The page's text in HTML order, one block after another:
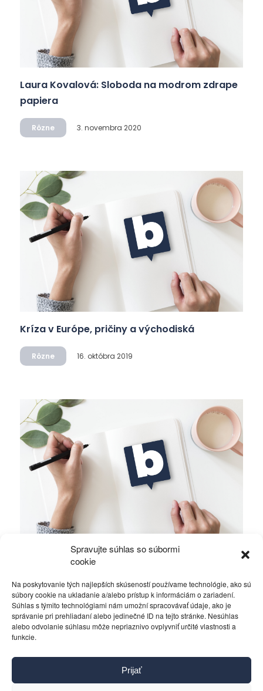
Spravujte súhlas so súbormi
cookie
Na poskytovanie tých najlepších skúseností používame technológie, ako sú
súbory cookie na ukladanie a/alebo prístup k informáciám o zariadení.
Súhlas s týmito technológiami nám umožní spracovávať údaje, ako je
správanie pri prehliadaní alebo jedinečné ID na tejto stránke. Nesúhlas
alebo odvolanie súhlasu môže nepriaznivo ovplyvniť určité vlastnosti a
funkcie.
Prijať
Laura Kovalová: Sloboda na modrom zdrape
papiera
Rôzne 3. novembra 2020
Kríza v Európe, pričiny a východiská
Rôzne 16. októbra 2019
Alawiti v Sýrii bojujú o holé prežitie
Rôzne 16. októbra 2019
Kontakt
Pravidlá používania
Reklama